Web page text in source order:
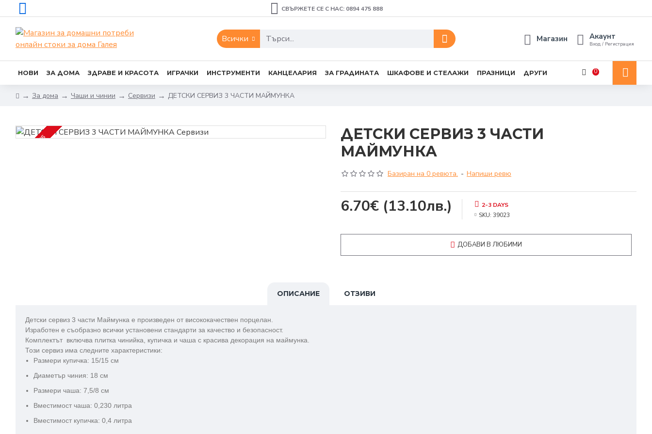
СВЪРЖЕТЕ СЕ С НАС: 0894 475 888
Всички Магазин Акаунт
Вход / Регистрация
НОВИ ЗА ДОМА ЗДРАВЕ И КРАСОТА ИГРАЧКИ ИНСТРУМЕНТИ КАНЦЕЛАРИЯ ЗА ГРАДИНАТА ШКАФОВЕ И СТЕЛАЖИ ПРАЗНИЦИ ДРУГИ 0
За дома Чаши и чинии Сервизи ДЕТСКИ СЕРВИЗ 3 ЧАСТИ МАЙМУНКА
2-3 DAYS
ДЕТСКИ СЕРВИЗ 3 ЧАСТИ
МАЙМУНКА
Базиран на 0 ревюта. - Напиши ревю
6.70€ (13.10лв.)
2-3 DAYS
SKU: 39023
ДОБАВИ В ЛЮБИМИ
ОПИСАНИЕ ОТЗИВИ
Детски сервиз 3 части Маймунка е произведен от висококачествен порцелан.
Изработен е съобразно всички установени стандарти за качество и безопасност.
Комплектът включва плитка чинийка, купичка и чаша с красива декорация на маймунка.
Този сервиз има следните характеристики:
Размери купичка: 15/15 см
Диаметър чиния: 18 см
Размери чаша: 7,5/8 см
Вместимост чаша: 0,230 литра
Вместимост купичка: 0,4 литра